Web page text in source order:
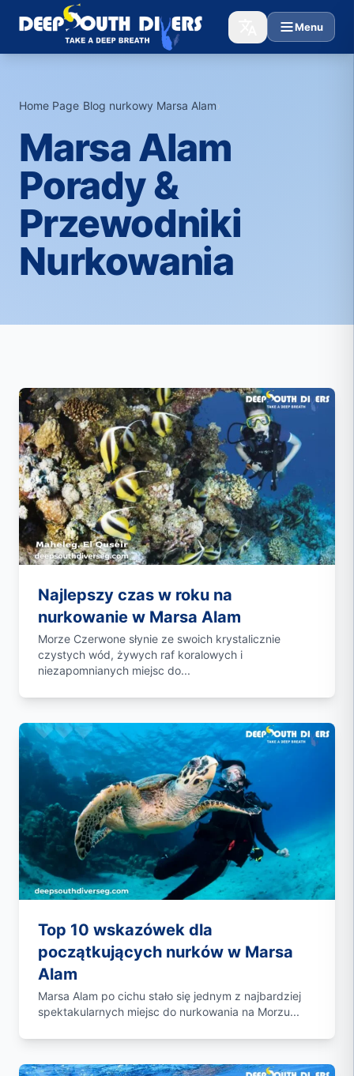
Menu
Home Page›Blog nurkowy Marsa Alam›
Marsa Alam
Porady &
Przewodniki
Nurkowania
Najlepszy czas w roku na
nurkowanie w Marsa Alam
Morze Czerwone słynie ze swoich krystalicznie
czystych wód, żywych raf koralowych i
niezapomnianych miejsc do...
Top 10 wskazówek dla
początkujących nurków w Marsa
Alam
Marsa Alam po cichu stało się jednym z najbardziej
spektakularnych miejsc do nurkowania na Morzu...